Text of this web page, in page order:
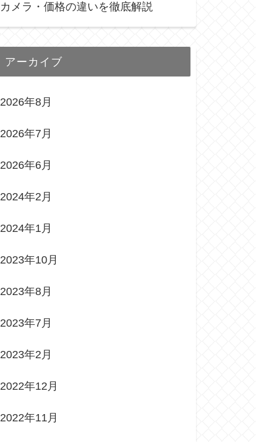
カメラ・価格の違いを徹底解説
アーカイブ
2026年8月
2026年7月
2026年6月
2024年2月
2024年1月
2023年10月
2023年8月
2023年7月
2023年2月
2022年12月
2022年11月